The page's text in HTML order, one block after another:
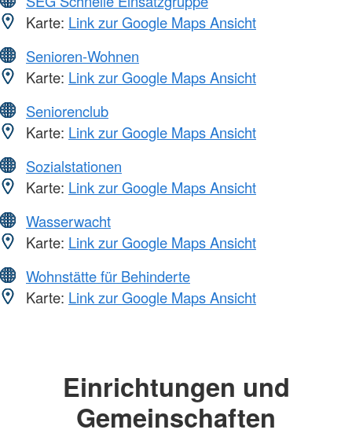
Karte: Link zur Google Maps Ansicht
Senioren-Wohnen
Karte: Link zur Google Maps Ansicht
Seniorenclub
Karte: Link zur Google Maps Ansicht
Sozialstationen
Karte: Link zur Google Maps Ansicht
Wasserwacht
Karte: Link zur Google Maps Ansicht
Wohnstätte für Behinderte
Karte: Link zur Google Maps Ansicht
Einrichtungen und
Gemeinschaften